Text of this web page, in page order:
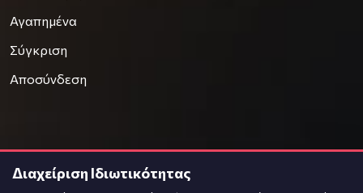
Αγαπημένα
Σύγκριση
Αποσύνδεση
© 2021OnPrice
Διαχείριση Ιδιωτικότητας